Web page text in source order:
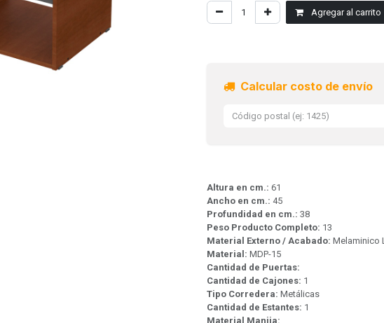
Agregar al carrito
Calcular costo de envío
Altura en cm.: 61
Ancho en cm.: 45
Profundidad en cm.: 38
Peso Producto Completo: 13
Material Externo / Acabado: Melaminico
Material: MDP-15
Cantidad de Puertas:
Cantidad de Cajones: 1
Tipo Corredera: Metálicas
Cantidad de Estantes: 1
Material Manija: